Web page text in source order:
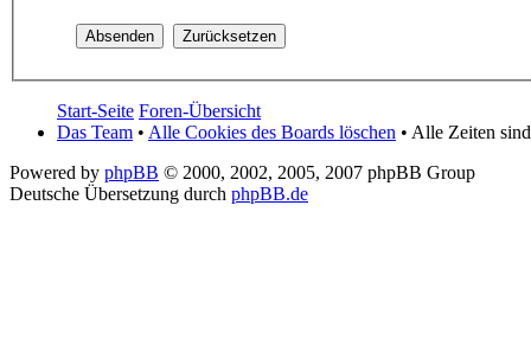
Start-Seite Foren-Übersicht
Das Team • Alle Cookies des Boards löschen • Alle Zeiten
Powered by phpBB © 2000, 2002, 2005, 2007 phpBB Group
Deutsche Übersetzung durch phpBB.de